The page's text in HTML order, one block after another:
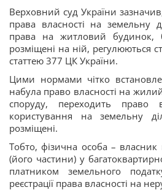
Верховний суд України
права власності на земельну
права на житловий будинок,
розміщені на ній, регулюються
статтею 377 ЦК України.
Цими нормами чітко
набула право власності на
споруду, переходить право
користування на земельну
розміщені.
Тобто, фізична особа –
(його частини) у
платником земельного
реєстрації права власності на